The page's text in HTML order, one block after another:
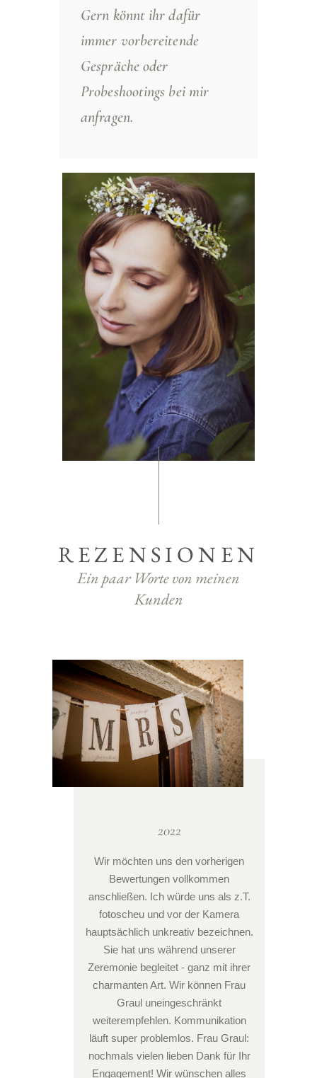
Gern könnt ihr dafür
immer vorbereitende
Gespräche oder
Probeshootings bei mir
anfragen.
REZENSIONEN
Ein paar Worte von meinen
Kunden
2022
Wir möchten uns den vorherigen
Bewertungen vollkommen
anschließen. Ich würde uns als z.T.
fotoscheu und vor der Kamera
hauptsächlich unkreativ bezeichnen.
Sie hat uns während unserer
Zeremonie begleitet - ganz mit ihrer
charmanten Art. Wir können Frau
Graul uneingeschränkt
weiterempfehlen. Kommunikation
läuft super problemlos. Frau Graul:
nochmals vielen lieben Dank für Ihr
Engagement! Wir wünschen alles